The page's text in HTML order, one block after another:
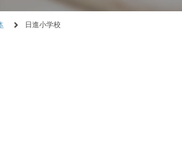
日進小学校